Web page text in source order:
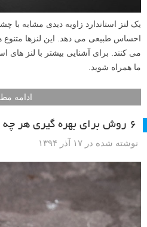
یک لنز استاندارد زاویه دیدی مشابه با
احساس طبیعی می دهد. این لنزها متنوع
می کنند. برای آشنایی بیشتر با لنز های
ما همراه شوید.
ادامه
۶ روش برای بهره گیری هر چه بهتر از لنز پرایم یا ثابت
نوشته شده در ۱۷ آذر ۱۳۹۴